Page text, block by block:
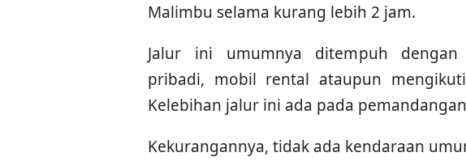
Malimbu selama kurang lebih 2 jam.
Jalur ini umumnya ditempuh dengan
pribadi, mobil rental ataupun
Kelebihan jalur ini ada pada
Kekurangannya, tidak ada kendaraan